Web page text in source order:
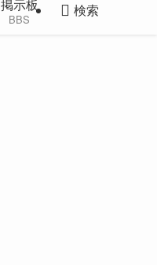
掲示板
BBS
検索